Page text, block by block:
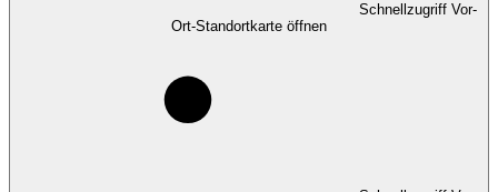
Schnellzugriff Vor-
Ort-Standortkarte öffnen